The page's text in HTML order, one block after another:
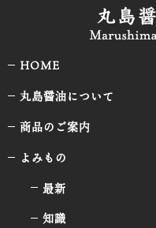
HOME
丸島醤油について
商品のご案内
よみもの
最新
知識